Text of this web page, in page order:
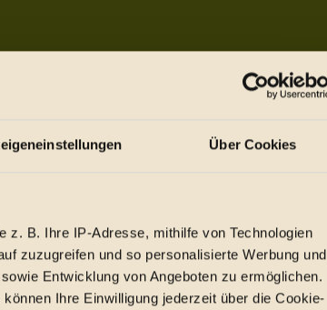
Über Cookies
z. B. Ihre IP-Adresse, mithilfe von Technologien
zuzugreifen und so personalisierte Werbung und
Entwicklung von Angeboten zu ermöglichen.
Ihre Einwilligung jederzeit über die Cookie-